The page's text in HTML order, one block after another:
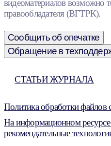
видеоматериалов возможно
правообладателя (ВГТРК).
Сообщить об опечатке
Обращение в
СТАТЬИ ЖУРНАЛА
Политика обработки файлов
На информационном
рекомендательные